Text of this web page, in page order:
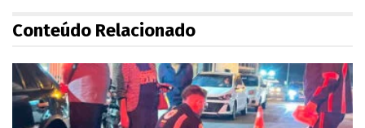
Conteúdo Relacionado